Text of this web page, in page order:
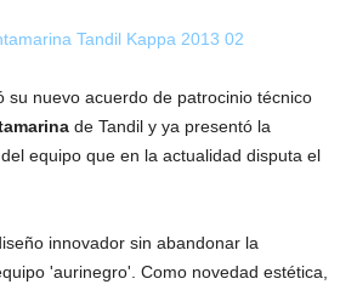
su nuevo acuerdo de patrocinio técnico
de Tandil y ya presentó la
equipo que en la actualidad disputa el
innovador sin abandonar la
'aurinegro'. Como novedad estética,